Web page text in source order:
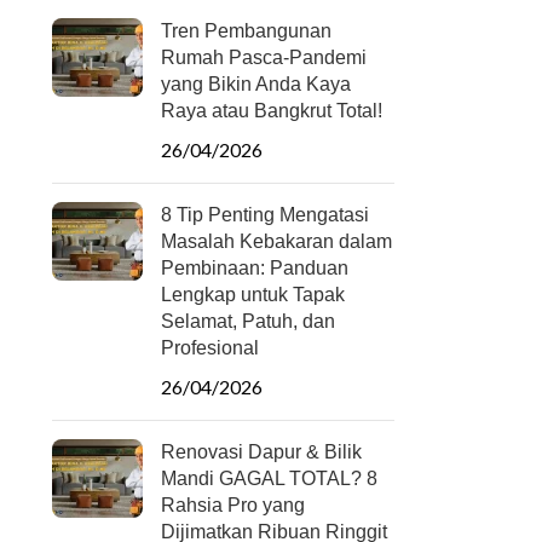
Tren Pembangunan
Rumah Pasca-Pandemi
yang Bikin Anda Kaya
Raya atau Bangkrut Total!
26/04/2026
8 Tip Penting Mengatasi
Masalah Kebakaran dalam
Pembinaan: Panduan
Lengkap untuk Tapak
Selamat, Patuh, dan
Profesional
26/04/2026
Renovasi Dapur & Bilik
Mandi GAGAL TOTAL? 8
Rahsia Pro yang
Dijimatkan Ribuan Ringgit